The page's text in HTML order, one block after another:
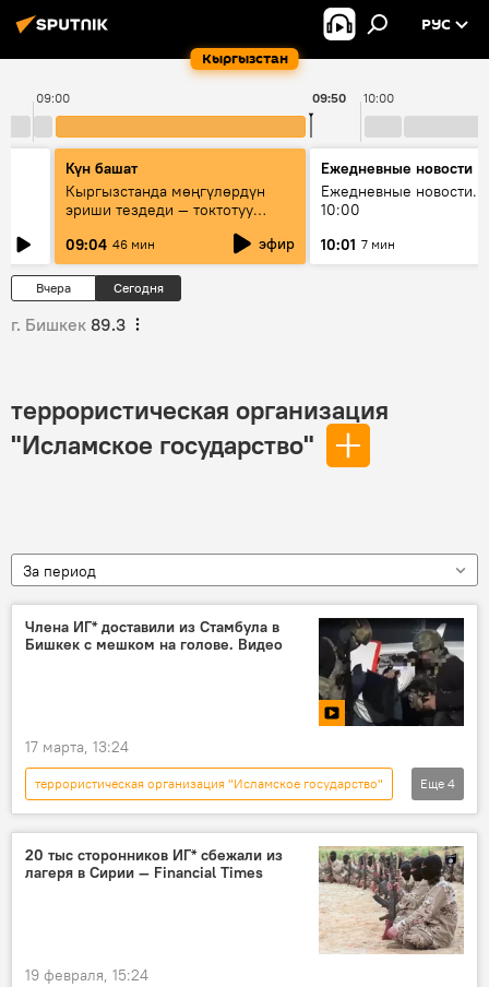
Кыргызстан
РУС
09:00 10:00
09:50
Күн башат
Кыргызстанда мөңгүлөрдүн
эриши тездеди — токтотуу
09:04 46 мин эфир
Ежедневные новости
Ежедневные новости.
10:00
10:01 7 мин
Вчера Сегодня
г. Бишкек 89.3
террористическая организация
"Исламское государство"
За период
Члена ИГ* доставили из Стамбула в
Бишкек с мешком на голове. Видео
17 марта, 13:24
террористическая организация "Исламское государство"
Кыргызстан
задержание
терроризм
видео
Еще 4
20 тыс сторонников ИГ* сбежали из
лагеря в Сирии — Financial Times
19 февраля, 15:24